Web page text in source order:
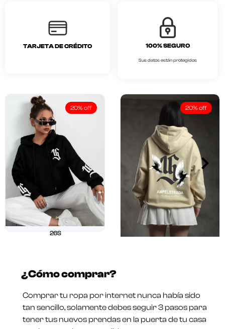
TARJETA DE CRÉDITO 100% SEGURO
Sus datos están protegidos
20% off
26S
en
0
20% off
de
5
¿Cómo comprar?
Comprar tu ropa por internet nunca había sido
tan sencillo, solamente debes seguir 3 pasos para
tener tus nuevos prendas en la puerta de tu casa